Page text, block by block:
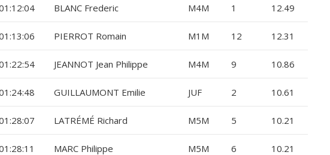
BLANC Frederic M4M 1 12.49
PIERROT Romain M1M 12 12.31
JEANNOT Jean Philippe M4M 9 10.86
GUILLAUMONT Emilie JUF 2 10.61
LATRÉMÉ Richard M5M 5 10.21
MARC Philippe M5M 6 10.21